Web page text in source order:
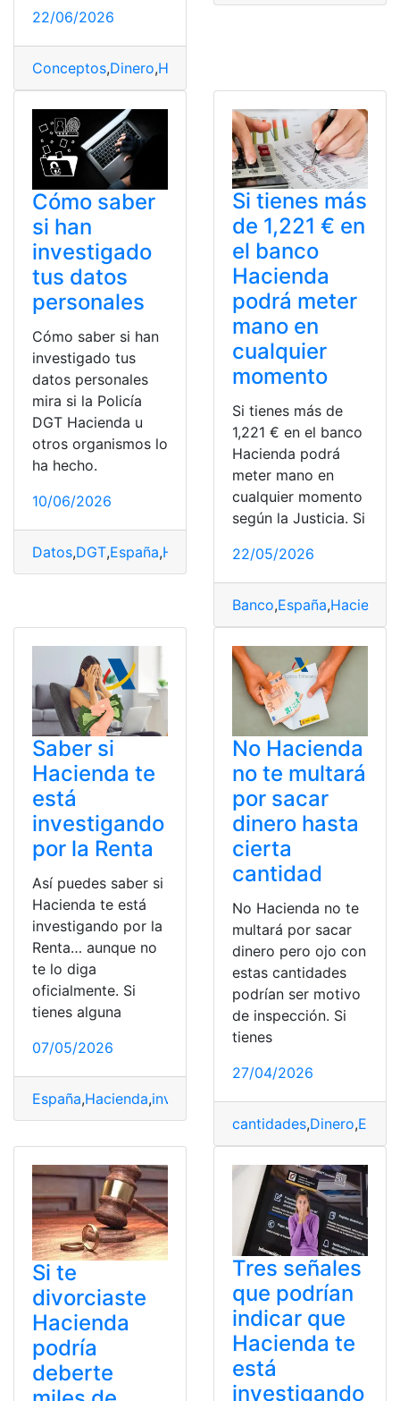
22/06/2026
Conceptos,Dinero,Hacienda
Cómo saber
si han
investigado
tus datos
personales
Cómo saber si han
investigado tus
datos personales
mira si la Policía
DGT Hacienda u
otros organismos lo
ha hecho.
10/06/2026
Datos,DGT,España,Hacienda investigado,organismos
Si tienes más
de 1,221 € en
el banco
Hacienda
podrá meter
mano en
cualquier
momento
Si tienes más de
1,221 € en el banco
Hacienda podrá
meter mano en
cualquier momento
según la Justicia. Si
22/05/2026
Banco,España,Hacienda
Saber si
Hacienda te
está
investigando
por la Renta
Así puedes saber si
Hacienda te está
investigando por la
Renta… aunque no
te lo diga
oficialmente. Si
tienes alguna
07/05/2026
España,Hacienda,investigando,Renta
No Hacienda
no te multará
por sacar
dinero hasta
cierta
cantidad
No Hacienda no te
multará por sacar
dinero pero ojo con
estas cantidades
podrían ser motivo
de inspección. Si
tienes
27/04/2026
cantidades,Dinero,
Si te
divorciaste
Hacienda
podría
deberte
Tres señales
que podrían
indicar que
Hacienda te
está
investigando